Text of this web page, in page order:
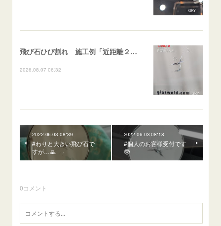
飛び石ひび割れ 施工例「近距離２箇所・パーシャル系+ストレート系」CX-8
2026.08.07 06:32
2022.06.03 08:39
#わりと大きい飛び石で
すが…🙏
2022.06.03 08:18
#個人のお客様受付です
🤓
0コメント